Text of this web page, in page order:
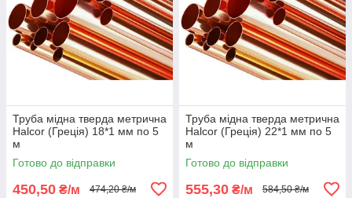
Труба мідна тверда метрична
Halcor (Греція) 18*1 мм по 5
м
Готово до відправки
450,50 ₴/м 474,20 ₴/м
Труба мідна тверда метрична
Halcor (Греція) 22*1 мм по 5
м
Готово до відправки
555,30 ₴/м 584,50 ₴/м